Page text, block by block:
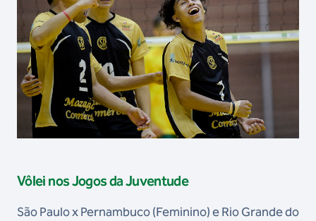
Vôlei nos Jogos da Juventude
São Paulo x Pernambuco (Feminino) e Rio Grande do